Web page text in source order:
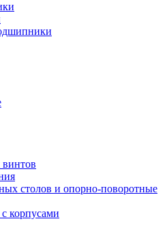
столов и опорно-поворотные
корпусами